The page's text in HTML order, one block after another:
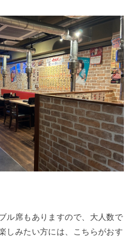
ル席もありますので、大人数で
しみたい方には、こちらがおす